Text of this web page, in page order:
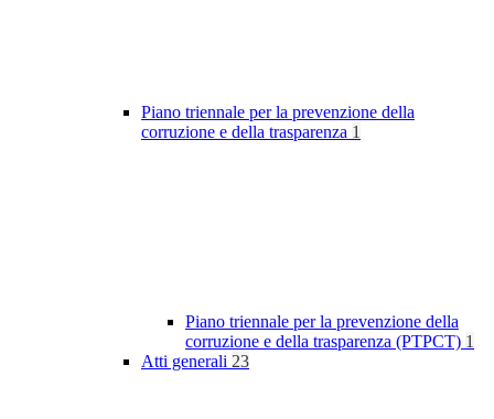
Piano triennale per la prevenzione della
corruzione e della trasparenza 1
Piano triennale per la prevenzione della
corruzione e della trasparenza (PTPCT) 1
Atti generali 23